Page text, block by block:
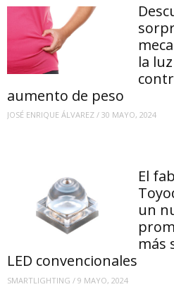
la
aumento de peso
JOSÉ ENRIQUE ÁLVAREZ / 30 MAYO, 2024
El
un
más
LED convencionales
SMARTLIGHTING / 9 MAYO, 2024